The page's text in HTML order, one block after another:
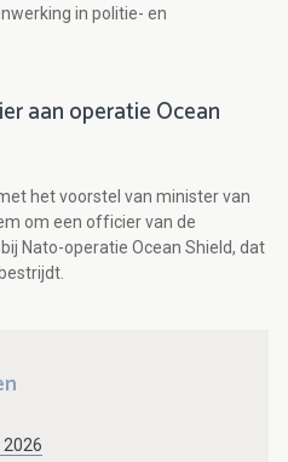
in politie- en
aan operatie Ocean
het voorstel van minister van
om een officier van de
Nato-operatie Ocean Shield, dat
2026